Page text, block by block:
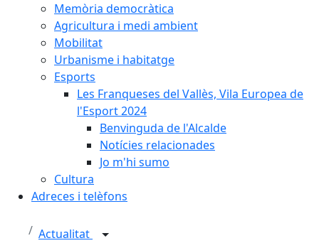
Memòria democràtica
Agricultura i medi ambient
Mobilitat
Urbanisme i habitatge
Esports
Les Franqueses del Vallès, Vila Europea de
l'Esport 2024
Benvinguda de l'Alcalde
Notícies relacionades
Jo m'hi sumo
Cultura
Adreces i telèfons
Actualitat